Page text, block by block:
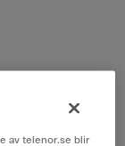
av telenor.se blir